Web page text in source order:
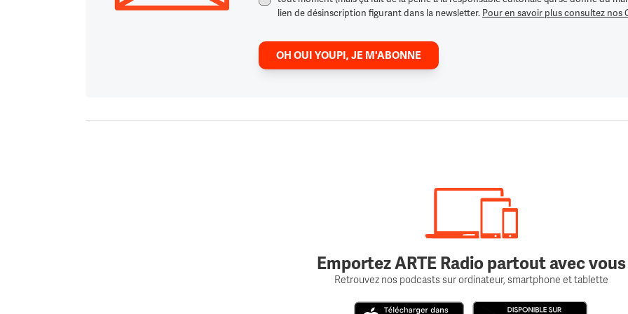
lien de désinscription figurant dans la newsletter. Pour en savoir plus consultez nos
OH OUI YOUPI, JE M'ABONNE
Emportez ARTE Radio partout avec vous
Retrouvez nos podcasts sur ordinateur, smartphone et tablette